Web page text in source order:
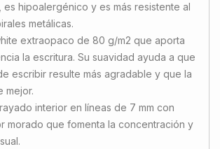
es hipoalergénico y es más resistente al
metálicas.
extraopaco de 80 g/m2 que aporta
la escritura. Su suavidad ayuda a que
escribir resulte más agradable y que la
mejor.
interior en líneas de 7 mm con
morado que fomenta la concentración y